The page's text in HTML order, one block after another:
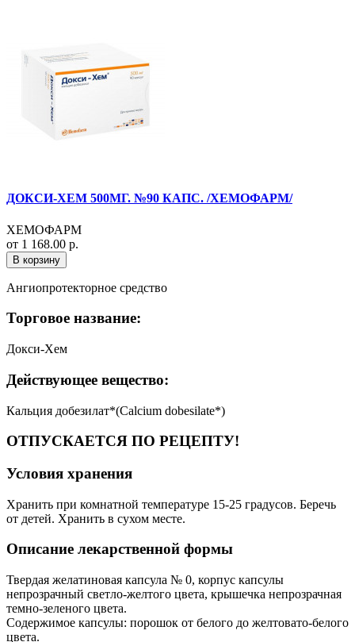
ДОКСИ-ХЕМ 500МГ. №90 КАПС. /ХЕМОФАРМ/
ХЕМОФАРМ
от 1 168.00 р.
В корзину
Ангиопротекторное средство
Торговое название:
Докси-Хем
Действующее вещество:
Кальция добезилат*(Calcium dobesilate*)
ОТПУСКАЕТСЯ ПО РЕЦЕПТУ!
Условия хранения
Хранить при комнатной температуре 15-25 градусов. Беречь
от детей. Хранить в сухом месте.
Описание лекарственной формы
Твердая желатиновая капсула № 0, корпус капсулы
непрозрачный светло-желтого цвета, крышечка непрозрачная
темно-зеленого цвета.
Содержимое капсулы: порошок от белого до желтовато-белого
цвета.